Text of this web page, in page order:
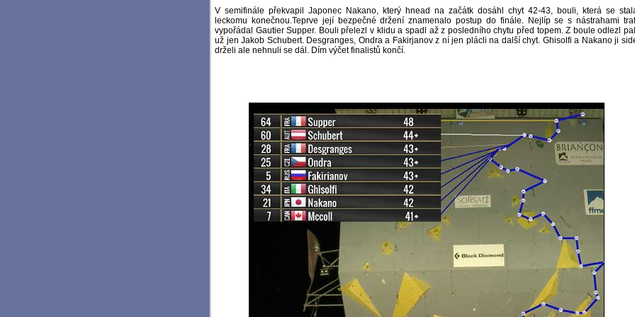
V semifinále překvapil Japonec Nakano, který hnead na začátk dosáhl chyt 42-43, bouli, která se
leckomu konečnou.Teprve její bezpečné držení znamenalo postup do finále. Nejlíp se s nástrahami
vypořádal Gautier Supper. Bouli přelezl v klidu a spadl až z posledního chytu před topem. Z boule odlezl
už jen Jakob Schubert. Desgranges, Ondra a Fakirjanov z ní jen plácli na další chyt. Ghisolfi a Nakano ji
drželi ale nehnuli se dál. Dím výčet finalistů končí.